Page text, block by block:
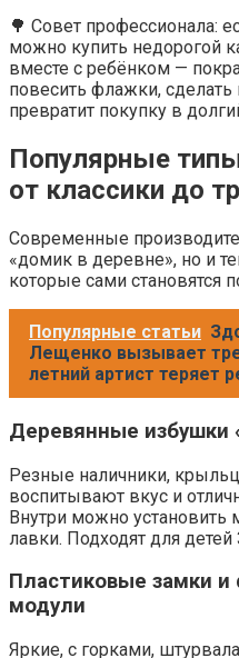
🌳 Совет профессионала:
можно купить недорогой
вместе с ребёнком —
повесить флажки,
превратит покупку в
Популярные
от классики до
Современные
«домик в деревне», но и
которые сами становятся
Популярные статьи
Лещенко вызывает
летний артист теряет
Деревянные избушки
Резные наличники,
воспитывают вкус и
Внутри можно
лавки. Подходят для детей
Пластиковые замки и
модули
Яркие, с горками,